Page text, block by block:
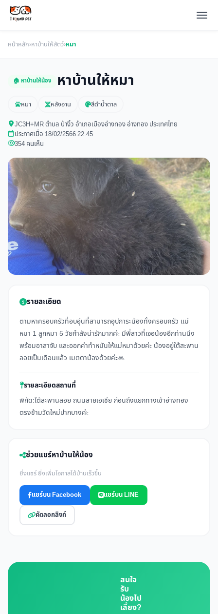
หน้าหลัก›หาบ้านให้สัตว์›หมา
🏠 หาบ้านให้น้อง หาบ้านให้หมา
หมา หลังอาน สีดำน้ำตาล
JC3H+MR ตำบล ป่างิ้ว อำเภอเมืองอ่างทอง อ่างทอง ประเทศไทย
ประกาศเมื่อ 18/02/2566 22:45
354 คนเห็น
รายละเอียด
ตามหาครอบครัวที่อบอุ่นที่สามารถอุปการะน้องทั้งครอบครัว เเม่
หมา 1 ลูกหมา 5 วัยกำลังน่ารักมากค่ะ มีพี่สาวที่เจอน้องอีกท่านนึง
พร้อมอาสาจับ เเละออกค่าทำหมันให้เเม่หมาด้วยค่ะ น้องอยู่ใต้สะพาน
ลอยเป็นเดือนเเล้ว เมตตาน้องด้วยค่ะ🙏
รายละเอียดสถานที่
พิกัด:ใต้สะพานลอย ถนนสายเอเชีย ก่อนถึงเเยกทางเข้าอ่างทอง
ตรงข้ามวัดใหม่ปากบางค่ะ
ช่วยแชร์หาบ้านให้น้อง
ยิ่งแชร์ ยิ่งเพิ่มโอกาสได้บ้านเร็วขึ้น
แชร์บน Facebook แชร์บน LINE
คัดลอกลิงก์
สนใจ
รับ
น้องไป
เลี้ยง?